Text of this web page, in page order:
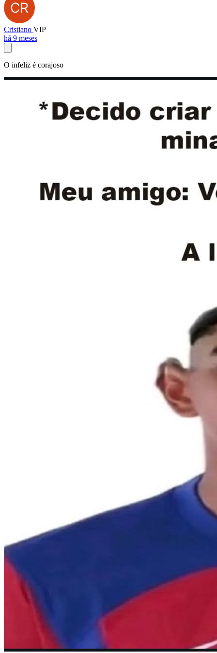
Cristiano VIP
há 9 meses
O infeliz é corajoso